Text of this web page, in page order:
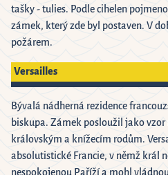
tašky - tulies. Podle cihelen
zámek, který zde byl postaven. V
požárem.
Versailles
Bývalá nádherná rezidence
biskupa. Zámek posloužil jako
královským a knížecím rodům.
absolutistické Francie, v němž král
nespokojenou Paříží a mohl